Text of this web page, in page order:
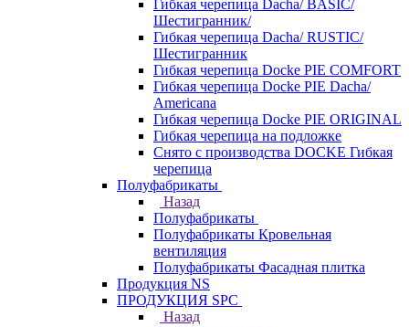
Гибкая черепица Dacha/ BASIC/
Шестигранник/
Гибкая черепица Dacha/ RUSTIC/
Шестигранник
Гибкая черепица Docke PIE COMFORT
Гибкая черепица Docke PIE Dacha/
Americana
Гибкая черепица Docke PIE ОRIGINАL
Гибкая черепица на подложке
Снято с производства DOCKE Гибкая
черепица
Полуфабрикаты
Назад
Полуфабрикаты
Полуфабрикаты Кровельная
вентиляция
Полуфабрикаты Фасадная плитка
Продукция NS
ПРОДУКЦИЯ SPC
Назад